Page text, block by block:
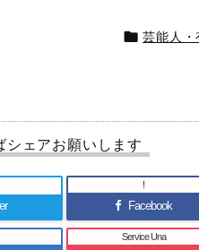
 芸能人・
シェアお願いします
Facebook
!
Service Una